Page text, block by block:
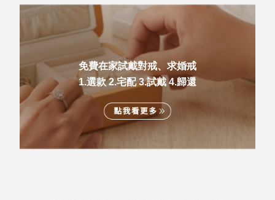
免費在家試戴對戒、求婚戒
1.選款 2.宅配 3.試戴 4.歸還